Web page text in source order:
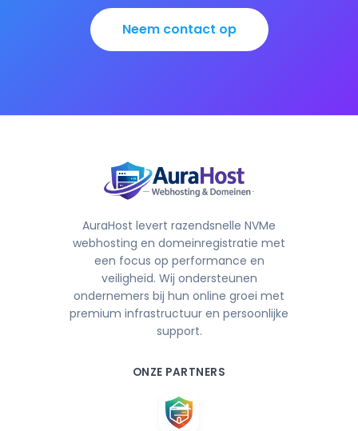
Neem contact op
AuraHost levert razendsnelle NVMe
webhosting en domeinregistratie met
een focus op performance en
veiligheid. Wij ondersteunen
ondernemers bij hun online groei met
premium infrastructuur en persoonlijke
support.
ONZE PARTNERS